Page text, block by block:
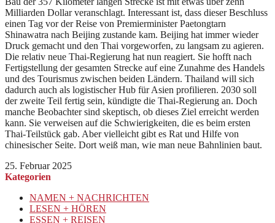
Milliarden Dollar veranschlagt. Interessant ist, dass dieser Beschluss
einen Tag vor der Reise von Premierminister Paetongtarn
Shinawatra nach Beijing zustande kam. Beijing hat immer wieder
Druck gemacht und den Thai vorgeworfen, zu langsam zu agieren.
Die relativ neue Thai-Regierung hat nun reagiert. Sie hofft nach
Fertigstellung der gesamten Strecke auf eine Zunahme des Handels
und des Tourismus zwischen beiden Ländern. Thailand will sich
dadurch auch als logistischer Hub für Asien profilieren. 2030 soll
der zweite Teil fertig sein, kündigte die Thai-Regierung an. Doch
manche Beobachter sind skeptisch, ob dieses Ziel erreicht werden
kann. Sie verweisen auf die Schwierigkeiten, die es beim ersten
Thai-Teilstück gab. Aber vielleicht gibt es Rat und Hilfe von
chinesischer Seite. Dort weiß man, wie man neue Bahnlinien baut.
25. Februar 2025
Kategorien
NAMEN + NACHRICHTEN
LESEN + HÖREN
ESSEN + REISEN